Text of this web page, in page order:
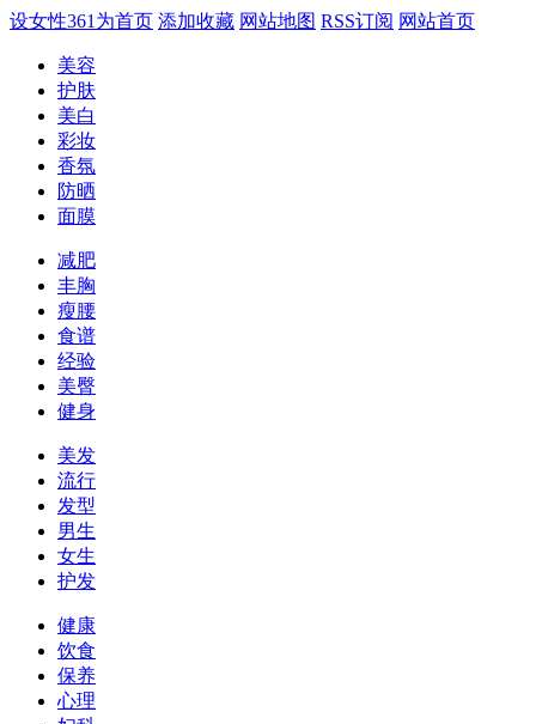
设女性361为首页 添加收藏 网站地图 RSS订阅 网站首页
美容
护肤
美白
彩妆
香氛
防晒
面膜
减肥
丰胸
瘦腰
食谱
经验
美臀
健身
美发
流行
发型
男生
女生
护发
健康
饮食
保养
心理